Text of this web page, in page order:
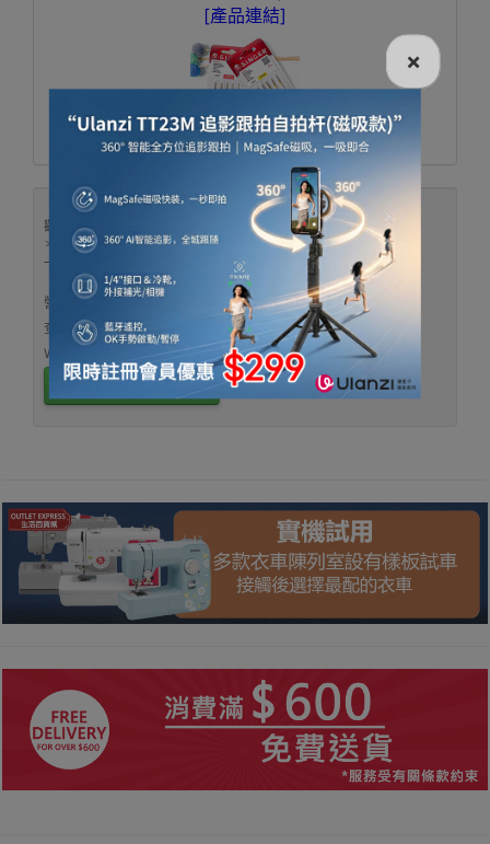
[產品連結]
【陳列室資料】
觀塘成業街27號日昇中心3樓302室
＊鄰近觀塘站B1出口馬會轉左直行3-4分鐘
一至五 1000-1900、六1000-1600、公眾假期休息
營業時間及地圖： 查看營業時間及地圖
查詢熱線：3956 8117 按我電話預約睇貨
WhatsApp： 53694990 按我 預約睇貨
訂閱WhatsApp優惠頻道
×